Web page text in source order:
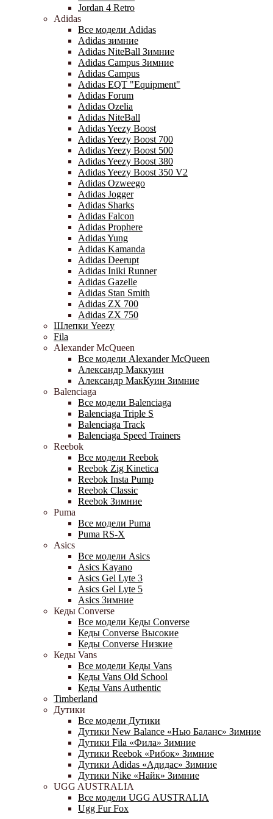
Jordan 4 Retro
Adidas
Все модели Adidas
Adidas зимние
Adidas NiteBall Зимние
Adidas Campus Зимние
Adidas Campus
Adidas EQT "Equipment"
Adidas Forum
Adidas Ozelia
Adidas NiteBall
Adidas Yeezy Boost
Adidas Yeezy Boost 700
Adidas Yeezy Boost 500
Adidas Yeezy Boost 380
Adidas Yeezy Boost 350 V2
Adidas Ozweego
Adidas Jogger
Adidas Sharks
Adidas Falcon
Adidas Prophere
Adidas Yung
Adidas Kamanda
Adidas Deerupt
Adidas Iniki Runner
Adidas Gazelle
Adidas Stan Smith
Adidas ZX 700
Adidas ZX 750
Шлепки Yeezy
Fila
Alexander McQueen
Все модели Alexander McQueen
Александр Маккуин
Александр МакКуин Зимние
Balenciaga
Все модели Balenciaga
Balenciaga Triple S
Balenciaga Track
Balenciaga Speed Trainers
Reebok
Все модели Reebok
Reebok Zig Kinetica
Reebok Insta Pump
Reebok Classic
Reebok Зимние
Puma
Все модели Puma
Puma RS-X
Asics
Все модели Asics
Asics Kayano
Asics Gel Lyte 3
Asics Gel Lyte 5
Asics Зимние
Кеды Converse
Все модели Кеды Converse
Кеды Converse Высокие
Кеды Converse Низкие
Кеды Vans
Все модели Кеды Vans
Кеды Vans Old School
Кеды Vans Authentic
Timberland
Дутики
Все модели Дутики
Дутики New Balance «Нью Баланс» Зимние
Дутики Fila «Фила» Зимние
Дутики Reebok «Рибок» Зимние
Дутики Adidas «Адидас» Зимние
Дутики Nike «Найк» Зимние
UGG AUSTRALIA
Все модели UGG AUSTRALIA
Ugg Fur Fox